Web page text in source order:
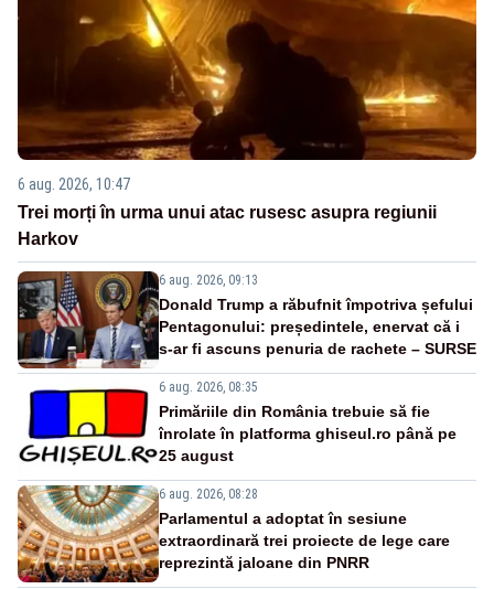
6 aug. 2026, 10:47
Trei morți în urma unui atac rusesc asupra regiunii
Harkov
6 aug. 2026, 09:13
Donald Trump a răbufnit împotriva șefului
Pentagonului: președintele, enervat că i
s-ar fi ascuns penuria de rachete – SURSE
6 aug. 2026, 08:35
Primăriile din România trebuie să fie
înrolate în platforma ghiseul.ro până pe
25 august
6 aug. 2026, 08:28
Parlamentul a adoptat în sesiune
extraordinară trei proiecte de lege care
reprezintă jaloane din PNRR